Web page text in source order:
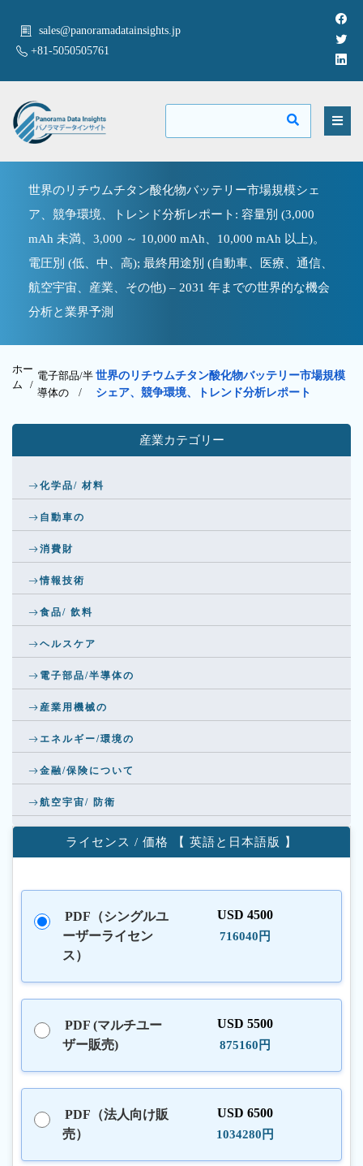
sales@panoramadatainsights.jp
+81-5050505761
世界のリチウムチタン酸化物バッテリー市場規模シェ
ア、競争環境、トレンド分析レポート: 容量別 (3,000
mAh 未満、3,000 ～ 10,000 mAh、10,000 mAh 以上)。
電圧別 (低、中、高); 最終用途別 (自動車、医療、通信、
航空宇宙、産業、その他) – 2031 年までの世界的な機会
分析と業界予測
ホー
ム /
電子部品/半
導体の /
世界のリチウムチタン酸化物バッテリー市場規模
シェア、競争環境、トレンド分析レポート
産業カテゴリー
化学品/ 材料
自動車の
消費財
情報技術
食品/ 飲料
ヘルスケア
電子部品/半導体の
産業用機械の
エネルギー/環境の
金融/保険について
航空宇宙/ 防衛
ライセンス / 価格 【 英語と日本語版 】
PDF（シングルユ
ーザーライセン
ス）
USD 4500
716040円
PDF (マルチユー
ザー販売)
USD 5500
875160円
PDF（法人向け販
売）
USD 6500
1034280円